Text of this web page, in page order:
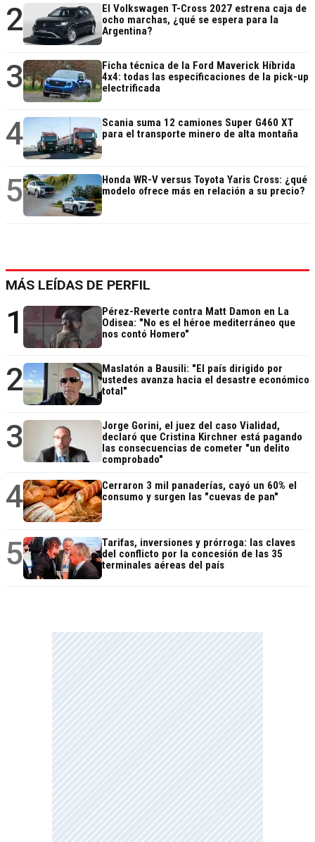
2
El Volkswagen T-Cross 2027 estrena caja de
ocho marchas, ¿qué se espera para la
Argentina?
3
Ficha técnica de la Ford Maverick Híbrida
4x4: todas las especificaciones de la pick-up
electrificada
4
Scania suma 12 camiones Super G460 XT
para el transporte minero de alta montaña
5
Honda WR-V versus Toyota Yaris Cross: ¿qué
modelo ofrece más en relación a su precio?
MÁS LEÍDAS DE PERFIL
1
Pérez-Reverte contra Matt Damon en La
Odisea: "No es el héroe mediterráneo que
nos contó Homero"
2
Maslatón a Bausili: "El país dirigido por
ustedes avanza hacia el desastre económico
total"
3
Jorge Gorini, el juez del caso Vialidad,
declaró que Cristina Kirchner está pagando
las consecuencias de cometer "un delito
comprobado"
4
Cerraron 3 mil panaderías, cayó un 60% el
consumo y surgen las "cuevas de pan"
5
Tarifas, inversiones y prórroga: las claves
del conflicto por la concesión de las 35
terminales aéreas del país